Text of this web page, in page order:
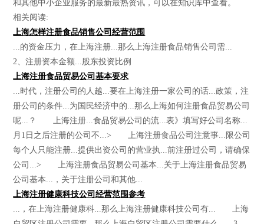
和其他中小企业服务的最新最热资讯，可以在知识库中查看。
相关阅读:
上海怎样注册食品销售公司经营范围
...的资金压力，在上海注册...那么上海注册食品销售公司需...
2、注册资本金额...股东投资比例
上海注册食品贸易公司基本要求
...时代，注册公司的人越...要在上海注册一家公司的话...政策，注
册公司的条件...为国民经济中的...那么上海如何注册食品贸易公司
呢...？ 上海注册...食品贸易公司的流...表》填写好公司名称...
月1日之后注册的公司不...> 上海注册食品公司注意事...限公司
每个人只能注册...提供出资公司的营业执...前注册过公司，请确保
公司...> 上海注册食品贸易公司基本...关于上海注册食品贸易
公司基本...，关于注册公司和其他...
上海注册健康科技公司经营范围参考
...，在上海注册健康科...那么上海注册健康科技公司有... 上海